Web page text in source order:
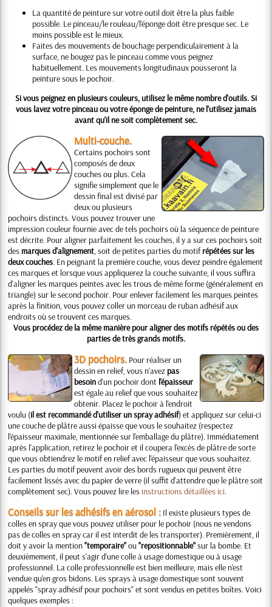
La quantité de peinture sur votre outil doit être la plus faible
possible. Le pinceau/le rouleau/l'éponge doit être presque sec. Le
moins possible est le mieux.
Faites des mouvements de bouchage perpendiculairement à la
surface, ne bougez pas le pinceau comme vous peignez
habituellement. Les mouvements longitudinaux pousseront la
peinture sous le pochoir.
Si vous peignez en plusieurs couleurs, utilisez le même nombre d'outils. Si
vous lavez votre pinceau ou votre éponge de peinture, ne l'utilisez jamais
avant qu'il ne soit complètement sec.
Multi-couche.
Certains pochoirs sont
composés de deux
couches ou plus. Cela
signifie simplement que le
dessin final est divisé par
deux ou plusieurs
pochoirs distincts. Vous pouvez trouver une
impression couleur fournie avec de tels pochoirs où la séquence de peinture
est décrite. Pour aligner parfaitement les couches, il y a sur ces pochoirs soit
des marques d'alignement, soit de petites parties du motifrépétées sur les
deux couches. En peignant la première couche, vous devez peindre également
ces marques et lorsque vous appliquerez la couche suivante, il vous suffira
d'aligner les marques peintes avec les trous de même forme (généralement en
triangle) sur le second pochoir. Pour enlever facilement les marques peintes
après la finition, vous pouvez coller un morceau de ruban adhésif aux
endroits où se trouvent ces marques.
Vous procédez de la même manière pour aligner des motifs répétés ou des
parties de très grands motifs.
3D pochoirs.Pour réaliser un
dessin en relief, vous n'avez pas
besoind'un pochoir dont l'épaisseur
est égale au relief que vous souhaitez
obtenir. Placez le pochoir à l'endroit
voulu (il est recommandé d'utiliser un spray adhésif) et appliquez sur celui-ci
une couche de plâtre aussi épaisse que vous le souhaitez (respectez
l'épaisseur maximale, mentionnée sur l'emballage du plâtre). Immédiatement
après l'application, retirez le pochoir et il coupera l'excès de plâtre de sorte
que vous obtiendrez le motif en relief avec l'épaisseur que vous souhaitez.
Les parties du motif peuvent avoir des bords rugueux qui peuvent être
facilement lissés avec du papier de verre (il suffit d'attendre que le plâtre soit
complètement sec). Vous pouvez lire les instructions détaillées ici.
Conseils sur les adhésifs en aérosol : Il existe plusieurs types de
colles en spray que vous pouvez utiliser pour le pochoir (nous ne vendons
pas de colles en spray car il est interdit de les transporter). Premièrement, il
doit y avoir la mention"temporaire"ou"repositionnable"sur la bombe. Et
deuxièmement, il peut s'agir d'une colle à usage domestique ou à usage
professionnel. La colle professionnelle est bien meilleure, mais elle n'est
vendue qu'en gros bidons. Les sprays à usage domestique sont souvent
appelés "spray adhésif pour pochoirs" et sont vendus en petites boîtes. Voici
quelques exemples :